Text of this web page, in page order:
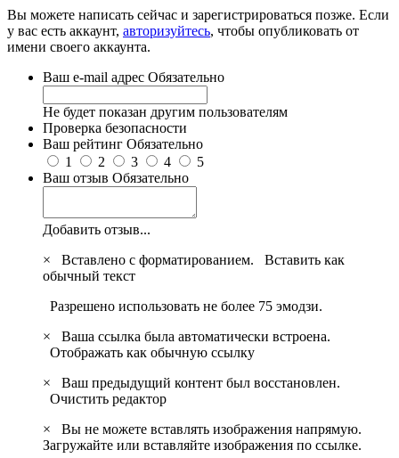
Вы можете написать сейчас и зарегистрироваться позже. Если
у вас есть аккаунт, авторизуйтесь, чтобы опубликовать от
имени своего аккаунта.
Ваш e-mail адрес Обязательно
Не будет показан другим пользователям
Проверка безопасности
Ваш рейтинг Обязательно
1
2 3 4
5
Ваш отзыв Обязательно
Добавить отзыв...
×
Вставлено с форматированием. Вставить как
обычный текст
Разрешено использовать не более 75 эмодзи.
×
Ваша ссылка была автоматически встроена.
Отображать как обычную ссылку
×
Ваш предыдущий контент был восстановлен.
Очистить редактор
×
Вы не можете вставлять изображения напрямую.
Загружайте или вставляйте изображения по ссылке.